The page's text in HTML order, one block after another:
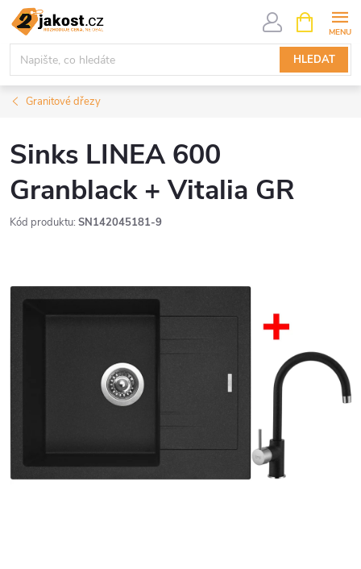
Přejít
obsah
HLEDAT
NÁKUPNÍ
KOŠÍK
Granitové dřezy
Sinks LINEA 600
Granblack + Vitalia GR
Kód produktu: SN142045181-9